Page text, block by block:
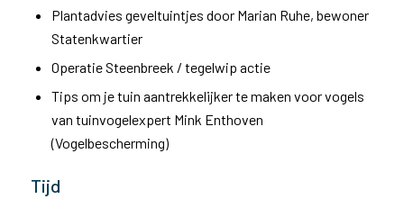
Plantadvies geveltuintjes door Marian Ruhe, bewoner
Statenkwartier
Operatie Steenbreek / tegelwip actie
Tips om je tuin aantrekkelijker te maken voor vogels
van tuinvogelexpert Mink Enthoven
(Vogelbescherming)
Tijd